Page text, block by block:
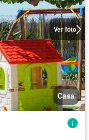
Ver foto
Casa